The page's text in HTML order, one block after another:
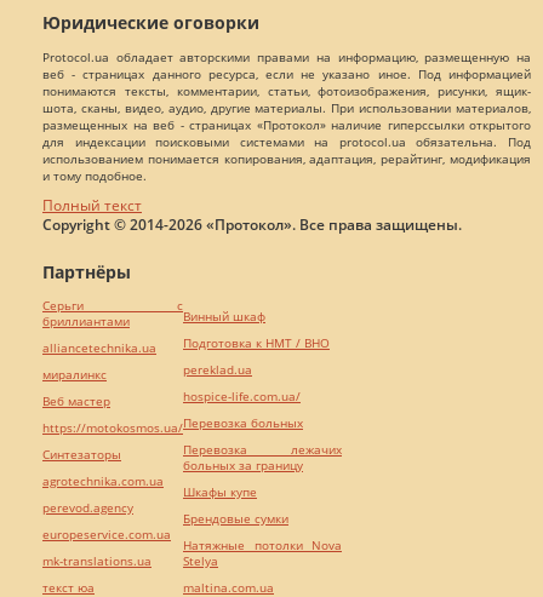
Юридические оговорки
Protocol.ua обладает авторскими правами на информацию, размещенную на
веб - страницах данного ресурса, если не указано иное. Под информацией
понимаются тексты, комментарии, статьи, фотоизображения, рисунки, ящик-
шота, сканы, видео, аудио, другие материалы. При использовании материалов,
размещенных на веб - страницах «Протокол» наличие гиперссылки открытого
для индексации поисковыми системами на protocol.ua обязательна. Под
использованием понимается копирования, адаптация, рерайтинг, модификация
и тому подобное.
Полный текст
Copyright © 2014-2026 «Протокол». Все права защищены.
Партнёры
Серьги с
бриллиантами
alliancetechnika.ua
миралинкс
Веб мастер
https://motokosmos.ua/
Синтезаторы
agrotechnika.com.ua
perevod.agency
europeservice.com.ua
mk-translations.ua
текст юа
Винный шкаф
Подготовка к НМТ / ВНО
pereklad.ua
hospice-life.com.ua/
Перевозка больных
Перевозка лежачих
больных за границу
Шкафы купе
Брендовые сумки
Натяжные потолки Nova
Stelya
maltina.com.ua